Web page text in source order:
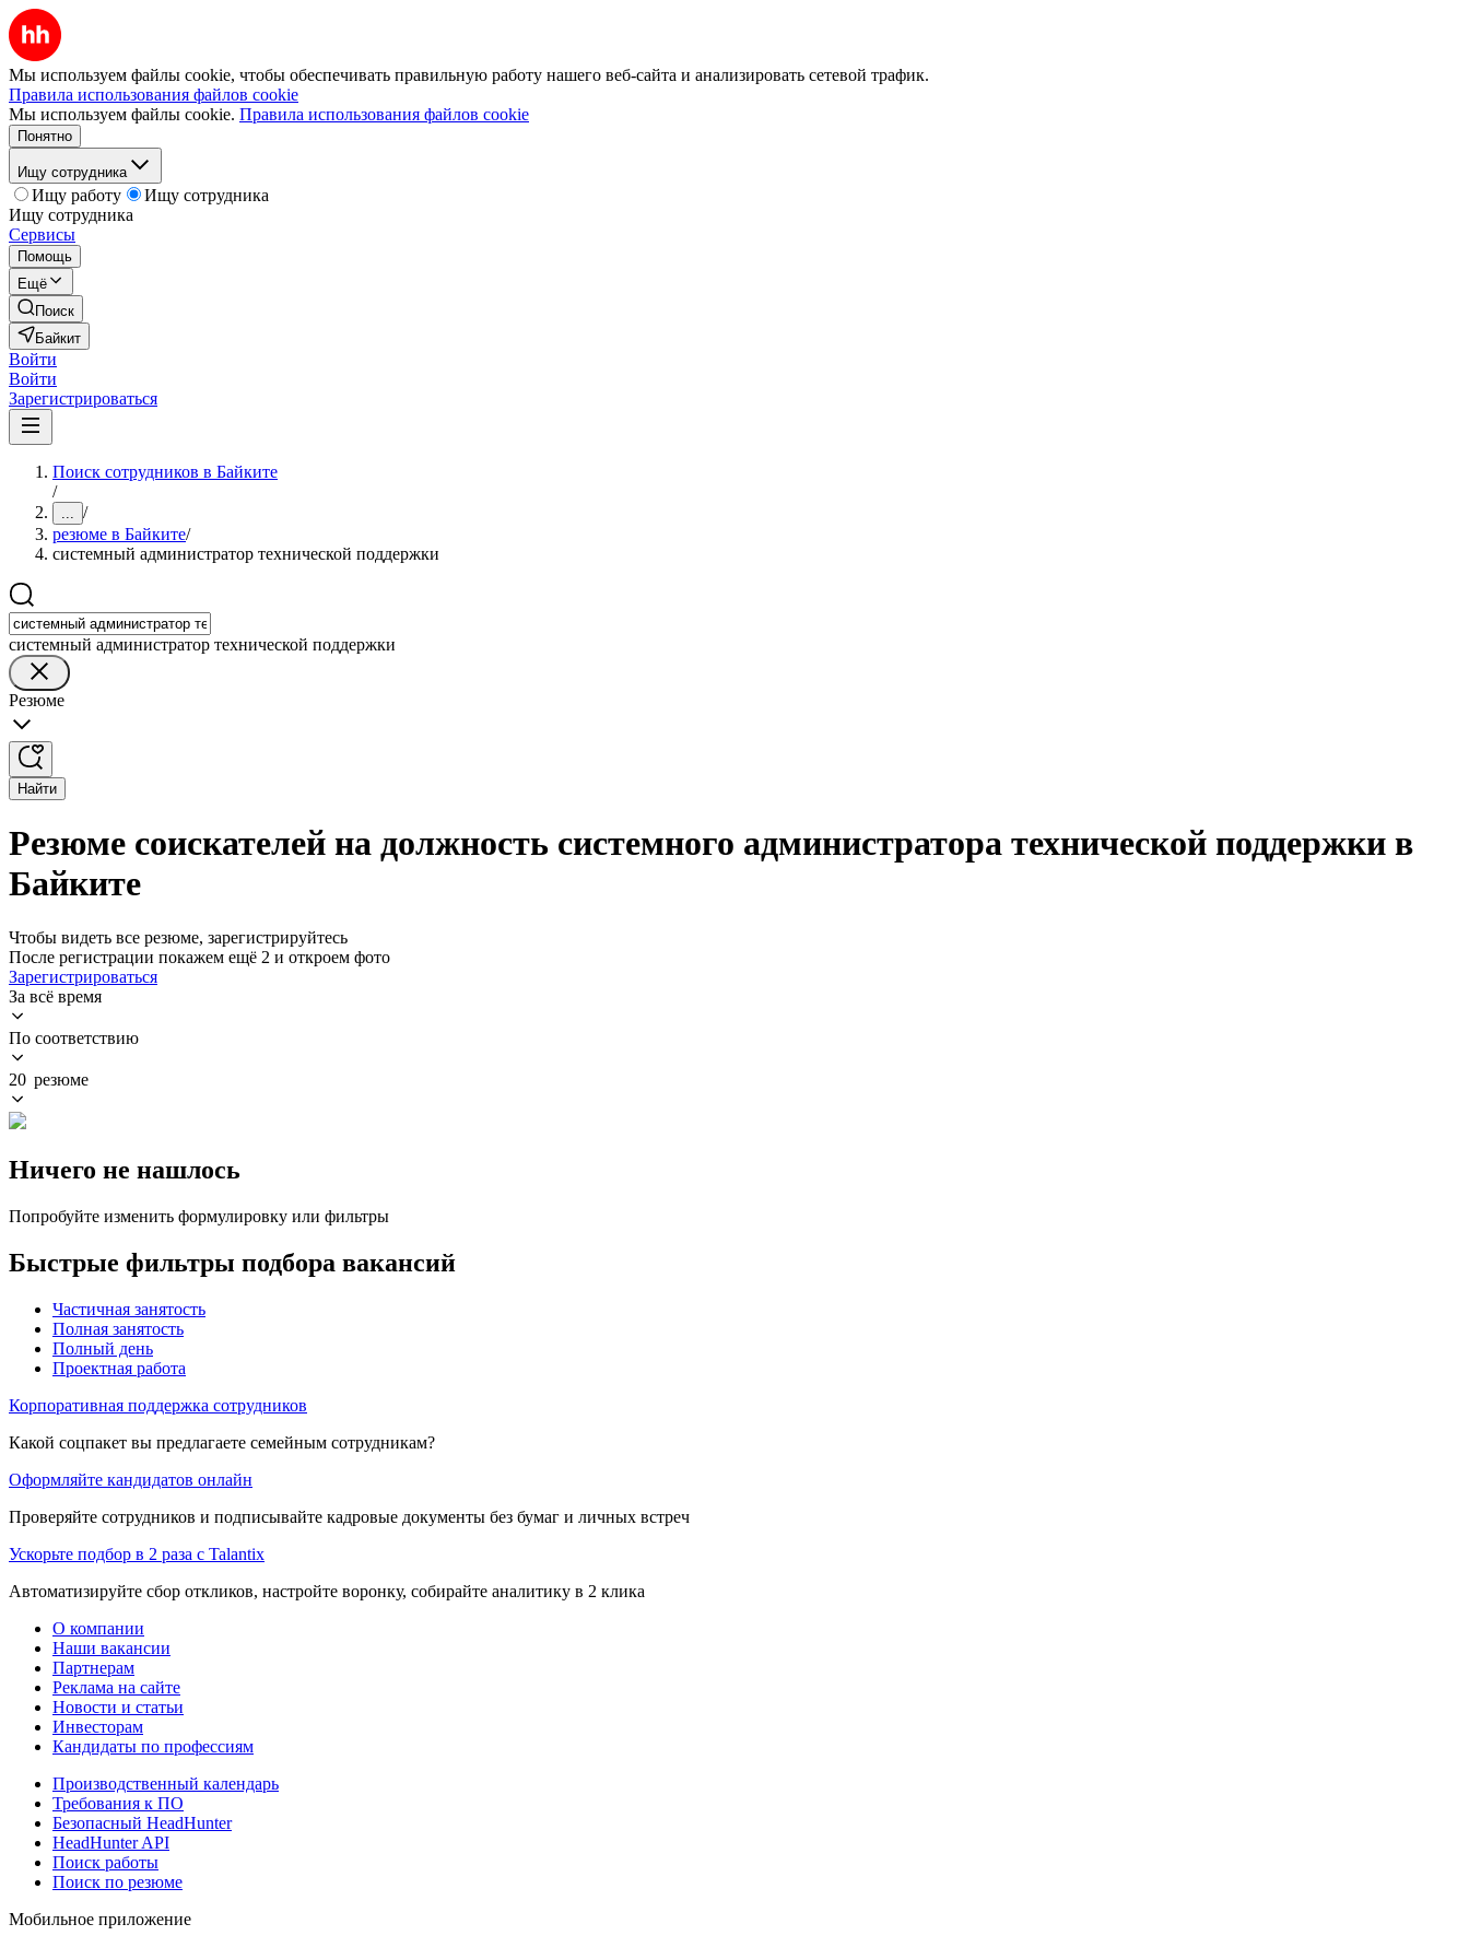
Мы используем файлы cookie, чтобы обеспечивать правильную работу нашего веб-сайта и анализировать сетевой трафик.
Правила использования файлов cookie
Мы используем файлы cookie. Правила использования файлов cookie
Понятно
Ищу сотрудника
Ищу работу
Ищу сотрудника
Ищу сотрудника
Сервисы
Помощь
Ещё
Поиск
Байкит
Войти
Войти
Зарегистрироваться
Поиск сотрудников в Байките
/
... /
резюме в Байките/
системный администратор технической поддержки
системный администратор технической поддержки
Резюме
Найти
Резюме соискателей на должность системного администратора технической поддержки в
Байките
Чтобы видеть все резюме, зарегистрируйтесь
После регистрации покажем ещё 2 и откроем фото
Зарегистрироваться
За всё время
По соответствию
20 резюме
Ничего не нашлось
Попробуйте изменить формулировку или фильтры
Быстрые фильтры подбора вакансий
Частичная занятость
Полная занятость
Полный день
Проектная работа
Корпоративная поддержка сотрудников
Какой соцпакет вы предлагаете семейным сотрудникам?
Оформляйте кандидатов онлайн
Проверяйте сотрудников и подписывайте кадровые документы без бумаг и личных встреч
Ускорьте подбор в 2 раза с Talantix
Автоматизируйте сбор откликов, настройте воронку, собирайте аналитику в 2 клика
О компании
Наши вакансии
Партнерам
Реклама на сайте
Новости и статьи
Инвесторам
Кандидаты по профессиям
Производственный календарь
Требования к ПО
Безопасный HeadHunter
HeadHunter API
Поиск работы
Поиск по резюме
Мобильное приложение